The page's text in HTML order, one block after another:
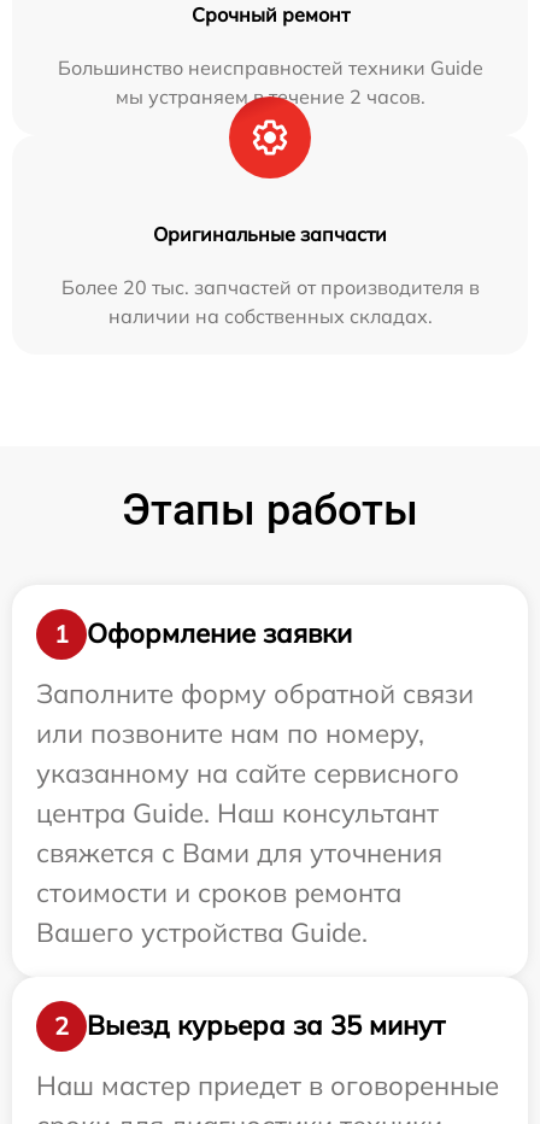
Срочный ремонт
Большинство неисправностей техники Guide
мы устраняем в течение 2 часов.
Оригинальные запчасти
Более 20 тыс. запчастей от производителя в
наличии на собственных складах.
Этапы работы
1
Оформление заявки
Заполните форму обратной связи
или позвоните нам по номеру,
указанному на сайте сервисного
центра Guide. Наш консультант
свяжется с Вами для уточнения
стоимости и сроков ремонта
Вашего устройства Guide.
2
Выезд курьера за 35 минут
Наш мастер приедет в оговоренные